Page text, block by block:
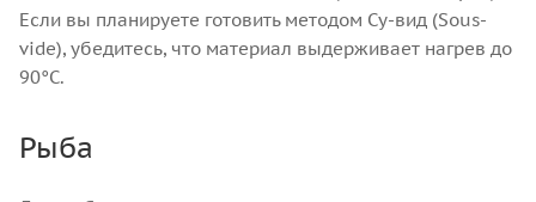
Если вы планируете готовить методом Су-вид (Sous-
vide), убедитесь, что материал выдерживает нагрев до
90°C.
Рыба